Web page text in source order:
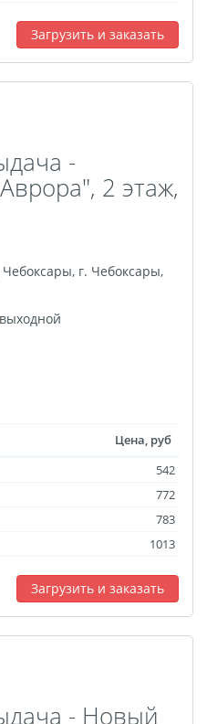
Загрузить и заказать
-
2 этаж,
Чебоксары, г. Чебоксары,
Цена, руб
542
772
783
1013
Загрузить и заказать
- Новый